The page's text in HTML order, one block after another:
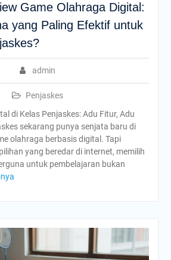
Game Olahraga Digital:
yang Paling Efektif untuk
admin
Penjaskes
di Kelas Penjaskes: Adu Fitur, Adu
sekarang punya senjata baru di
olahraga berbasis digital. Tapi
yang beredar di internet, memilih
untuk pembelajaran bukan